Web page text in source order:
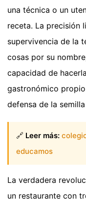
una técnica o un
receta. La precisión
supervivencia de la
cosas por su
capacidad de
gastronómico
defensa de la
🔗 Leer más:
educamos
La verdadera
un restaurante con